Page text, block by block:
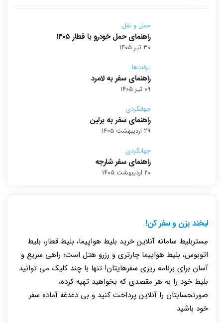
حمل و نقل
راهنمای حمل خودرو با قطار ۱۴۰۵
۳۰ تیر ۱۴۰۵
ترفندها
راهنمای سفر به لامرد
۰۹ تیر ۱۴۰۵
جهانگردی
راهنمای سفر به برلین
۲۹ اردیبهشت ۱۴۰۵
جهانگردی
راهنمای سفر شارجه
۲۰ اردیبهشت ۱۴۰۵
لبخند بزن و سفر کن!
مِستربلیط سامانه آنلاین خرید بلیط هواپیما، بلیط قطار، بلیط
اتوبوس، بلیط هواپیما چارتری و رزرو هتل است؛ راهی سریع و
آسان برای برنامه ریزی سفرهایتان! تنها با چند کلیک می توانید
بلیط خود را به هر مقصدی که بخواهید تهیه کرده،
صورتحسابتان را آنلاین پرداخت کنید و بی دغدغه آماده سفر
خود باشید